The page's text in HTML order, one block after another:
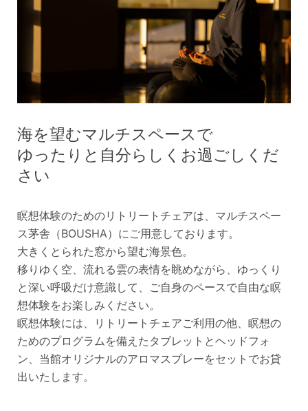
海を望むマルチスペースで
ゆったりと自分らしくお過ごしくだ
さい
瞑想体験のためのリトリートチェアは、マルチスペー
ス茅舎（BOUSHA）にご用意しております。
大きくとられた窓から望む海景色。
移りゆく空、流れる雲の表情を眺めながら、ゆっくり
と深い呼吸だけ意識して、ご自身のペースで自由な瞑
想体験をお楽しみください。
瞑想体験には、リトリートチェアご利用の他、瞑想の
ためのプログラムを備えたタブレットとヘッドフォ
ン、当館オリジナルのアロマスプレーをセットでお貸
出いたします。